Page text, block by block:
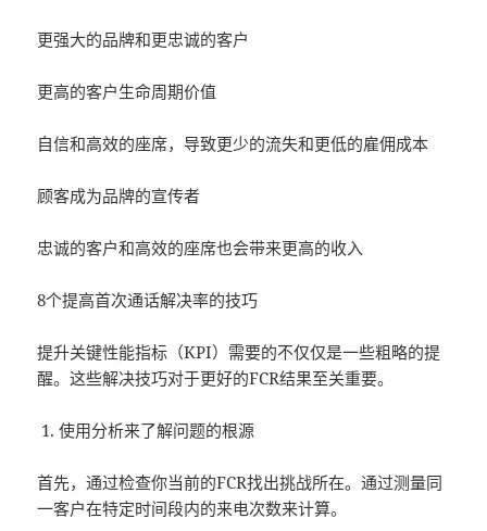
更强大的品牌和更忠诚的客户
更高的客户生命周期价值
自信和高效的座席，导致更少的流失和更低的雇佣成本
顾客成为品牌的宣传者
忠诚的客户和高效的座席也会带来更高的收入
8个提高首次通话解决率的技巧
提升关键性能指标（KPI）需要的不仅仅是一些粗略的提
醒。这些解决技巧对于更好的FCR结果至关重要。
使用分析来了解问题的根源
首先，通过检查你当前的FCR找出挑战所在。通过测量同
一客户在特定时间段内的来电次数来计算。